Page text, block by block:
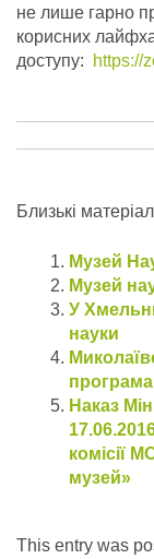
не лише гарно
корисних
доступу:
https://
Близькі
Музей
Музей
У
науки
Наказ
комісії
музей»
This entry was